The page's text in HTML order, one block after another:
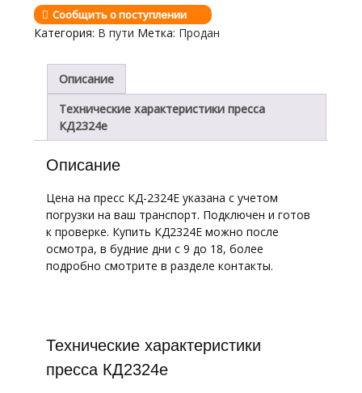
Сообщить о поступлении
Категория: В пути Метка: Продан
Описание
Технические характеристики пресса
КД2324е
Описание
Цена на пресс КД-2324Е указана с учетом
погрузки на ваш транспорт. Подключен и готов
к проверке. Купить КД2324Е можно после
осмотра, в будние дни с 9 до 18, более
подробно смотрите в разделе контакты.
Технические характеристики
пресса КД2324е